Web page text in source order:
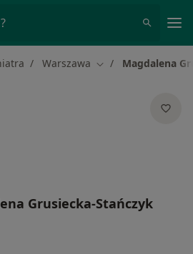
Warszawa Zmień miasto
Magdalena
Grusiecka-Stańczyk